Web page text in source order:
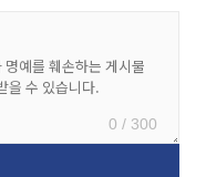
0 / 300